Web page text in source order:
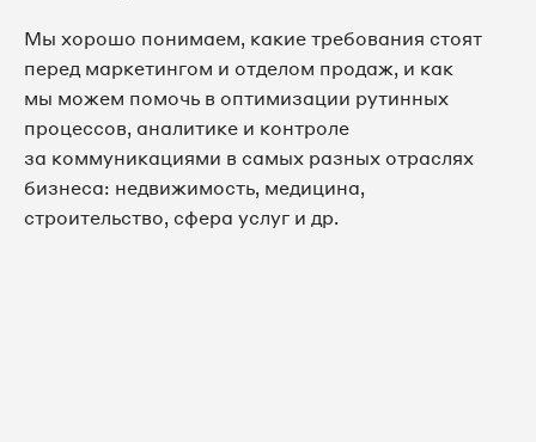
Мы хорошо понимаем, какие требования стоят
перед маркетингом и отделом продаж, и как
мы можем помочь в оптимизации рутинных
процессов, аналитике и контроле
за коммуникациями в самых разных отраслях
бизнеса: недвижимость, медицина,
строительство, сфера услуг и др.